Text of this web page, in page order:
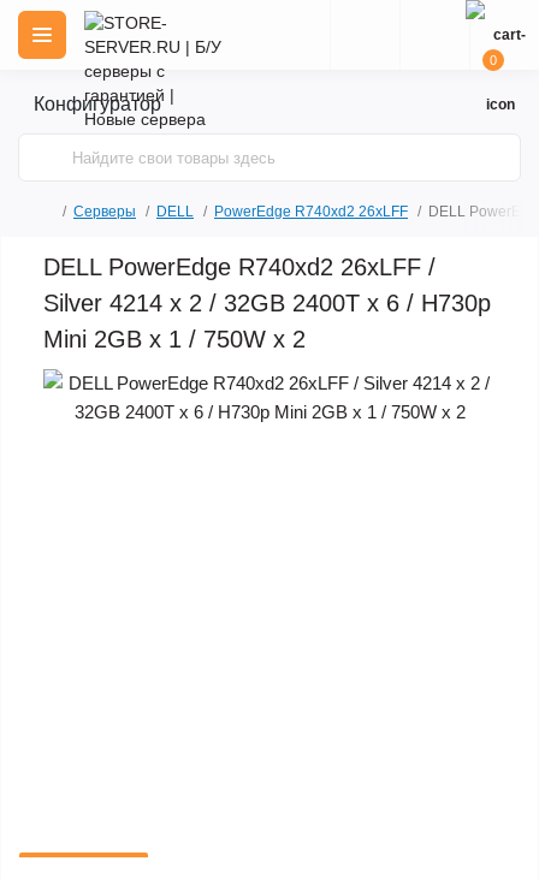
Конфигуратор
0
Серверы DELL PowerEdge R740xd2 26xLFF DELL
DELL PowerEdge R740xd2 26xLFF /
Silver 4214 x 2 / 32GB 2400T x 6 / H730p
Mini 2GB x 1 / 750W x 2